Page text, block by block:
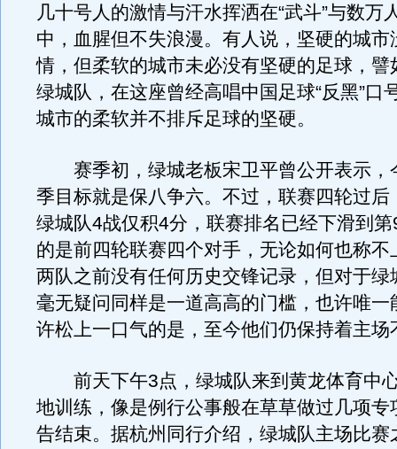
几十号人的激情与汗水挥洒在“武斗”与数万
中，血腥但不失浪漫。有人说，坚硬的城市
情，但柔软的城市未必没有坚硬的足球，譬
绿城队，在这座曾经高唱中国足球“反黑”口
城市的柔软并不排斥足球的坚硬。
赛季初，绿城老板宋卫平曾公开表示，
季目标就是保八争六。不过，联赛四轮过后
绿城队4战仅积4分，联赛排名已经下滑到
的是前四轮联赛四个对手，无论如何也称不
两队之前没有任何历史交锋记录，但对于绿
毫无疑问同样是一道高高的门槛，也许唯一
许松上一口气的是，至今他们仍保持着主场
前天下午3点，绿城队来到黄龙体育中
地训练，像是例行公事般在草草做过几项专
告结束。据杭州同行介绍，绿城队主场比赛